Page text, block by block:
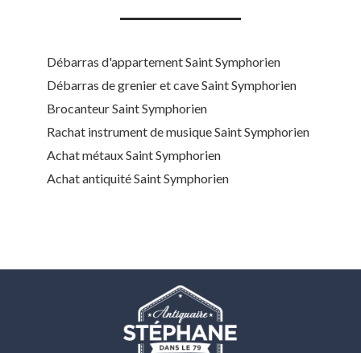
Débarras d'appartement Saint Symphorien
Débarras de grenier et cave Saint Symphorien
Brocanteur Saint Symphorien
Rachat instrument de musique Saint Symphorien
Achat métaux Saint Symphorien
Achat antiquité Saint Symphorien